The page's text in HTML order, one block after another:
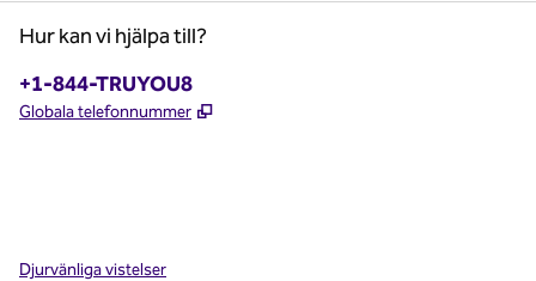
Hur kan vi hjälpa till?
Telefon:
+1-844-TRUYOU8
Globala telefonnummer ,
Djurvänliga vistelser